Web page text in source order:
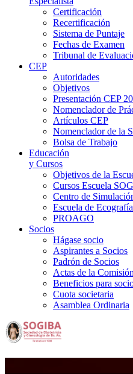
Certificación
Recertificación
Sistema de Puntaje
Fechas de Examen
Tribunal de
CEP
Autoridades
Objetivos
Presentación CEP
Nomenclador de
Artículos CEP
Nomenclador de la
Bolsa de Trabajo
Educación
y Cursos
Objetivos de la
Cursos Escuela
Centro de
Escuela de Ecografía
PROAGO
Socios
Hágase socio
Aspirantes a Socios
Padrón de Socios
Actas de la
Beneficios para
Cuota societaria
Asamblea Ordinaria